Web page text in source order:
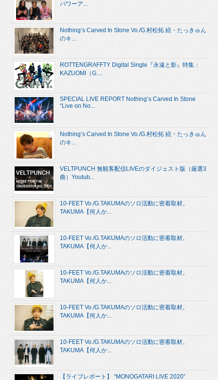
パワーア...
Nothing’s Carved In Stone Vo./G.村松拓 続・たっきゅん
のキ...
ROTTENGRAFFTY Digital Single『永遠と影』特集：
KAZUOMI（G....
SPECIAL LIVE REPORT Nothing’s Carved In Stone
“Live on No...
Nothing’s Carved In Stone Vo./G.村松拓 続・たっきゅん
のキ...
VELTPUNCH 無観客配信LIVEのダイジェスト版（厳選3
曲）Youtub...
10-FEET Vo./G.TAKUMAのソロ活動に密着取材。
TAKUMA【何人か...
10-FEET Vo./G.TAKUMAのソロ活動に密着取材。
TAKUMA【何人か...
10-FEET Vo./G.TAKUMAのソロ活動に密着取材。
TAKUMA【何人か...
10-FEET Vo./G.TAKUMAのソロ活動に密着取材。
TAKUMA【何人か...
10-FEET Vo./G.TAKUMAのソロ活動に密着取材。
TAKUMA【何人か...
【ライブレポート】 “MONOGATARI LIVE 2020”